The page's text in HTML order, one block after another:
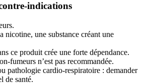
indications
nicotine, une substance créant une
ce produit crée une forte dépendance.
fumeurs n’est pas recommandée.
pathologie cardio-respiratoire : demander
de santé.